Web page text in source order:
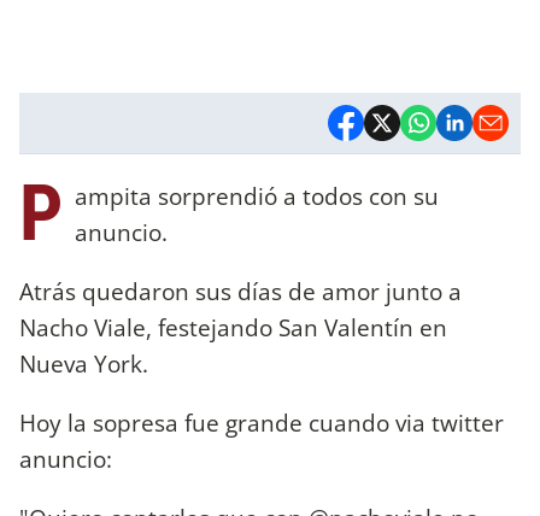
P ampita sorprendió a todos con su
anuncio.
Atrás quedaron sus días de amor junto a
Nacho Viale, festejando San Valentín en
Nueva York.
Hoy la sopresa fue grande cuando via twitter
anuncio: